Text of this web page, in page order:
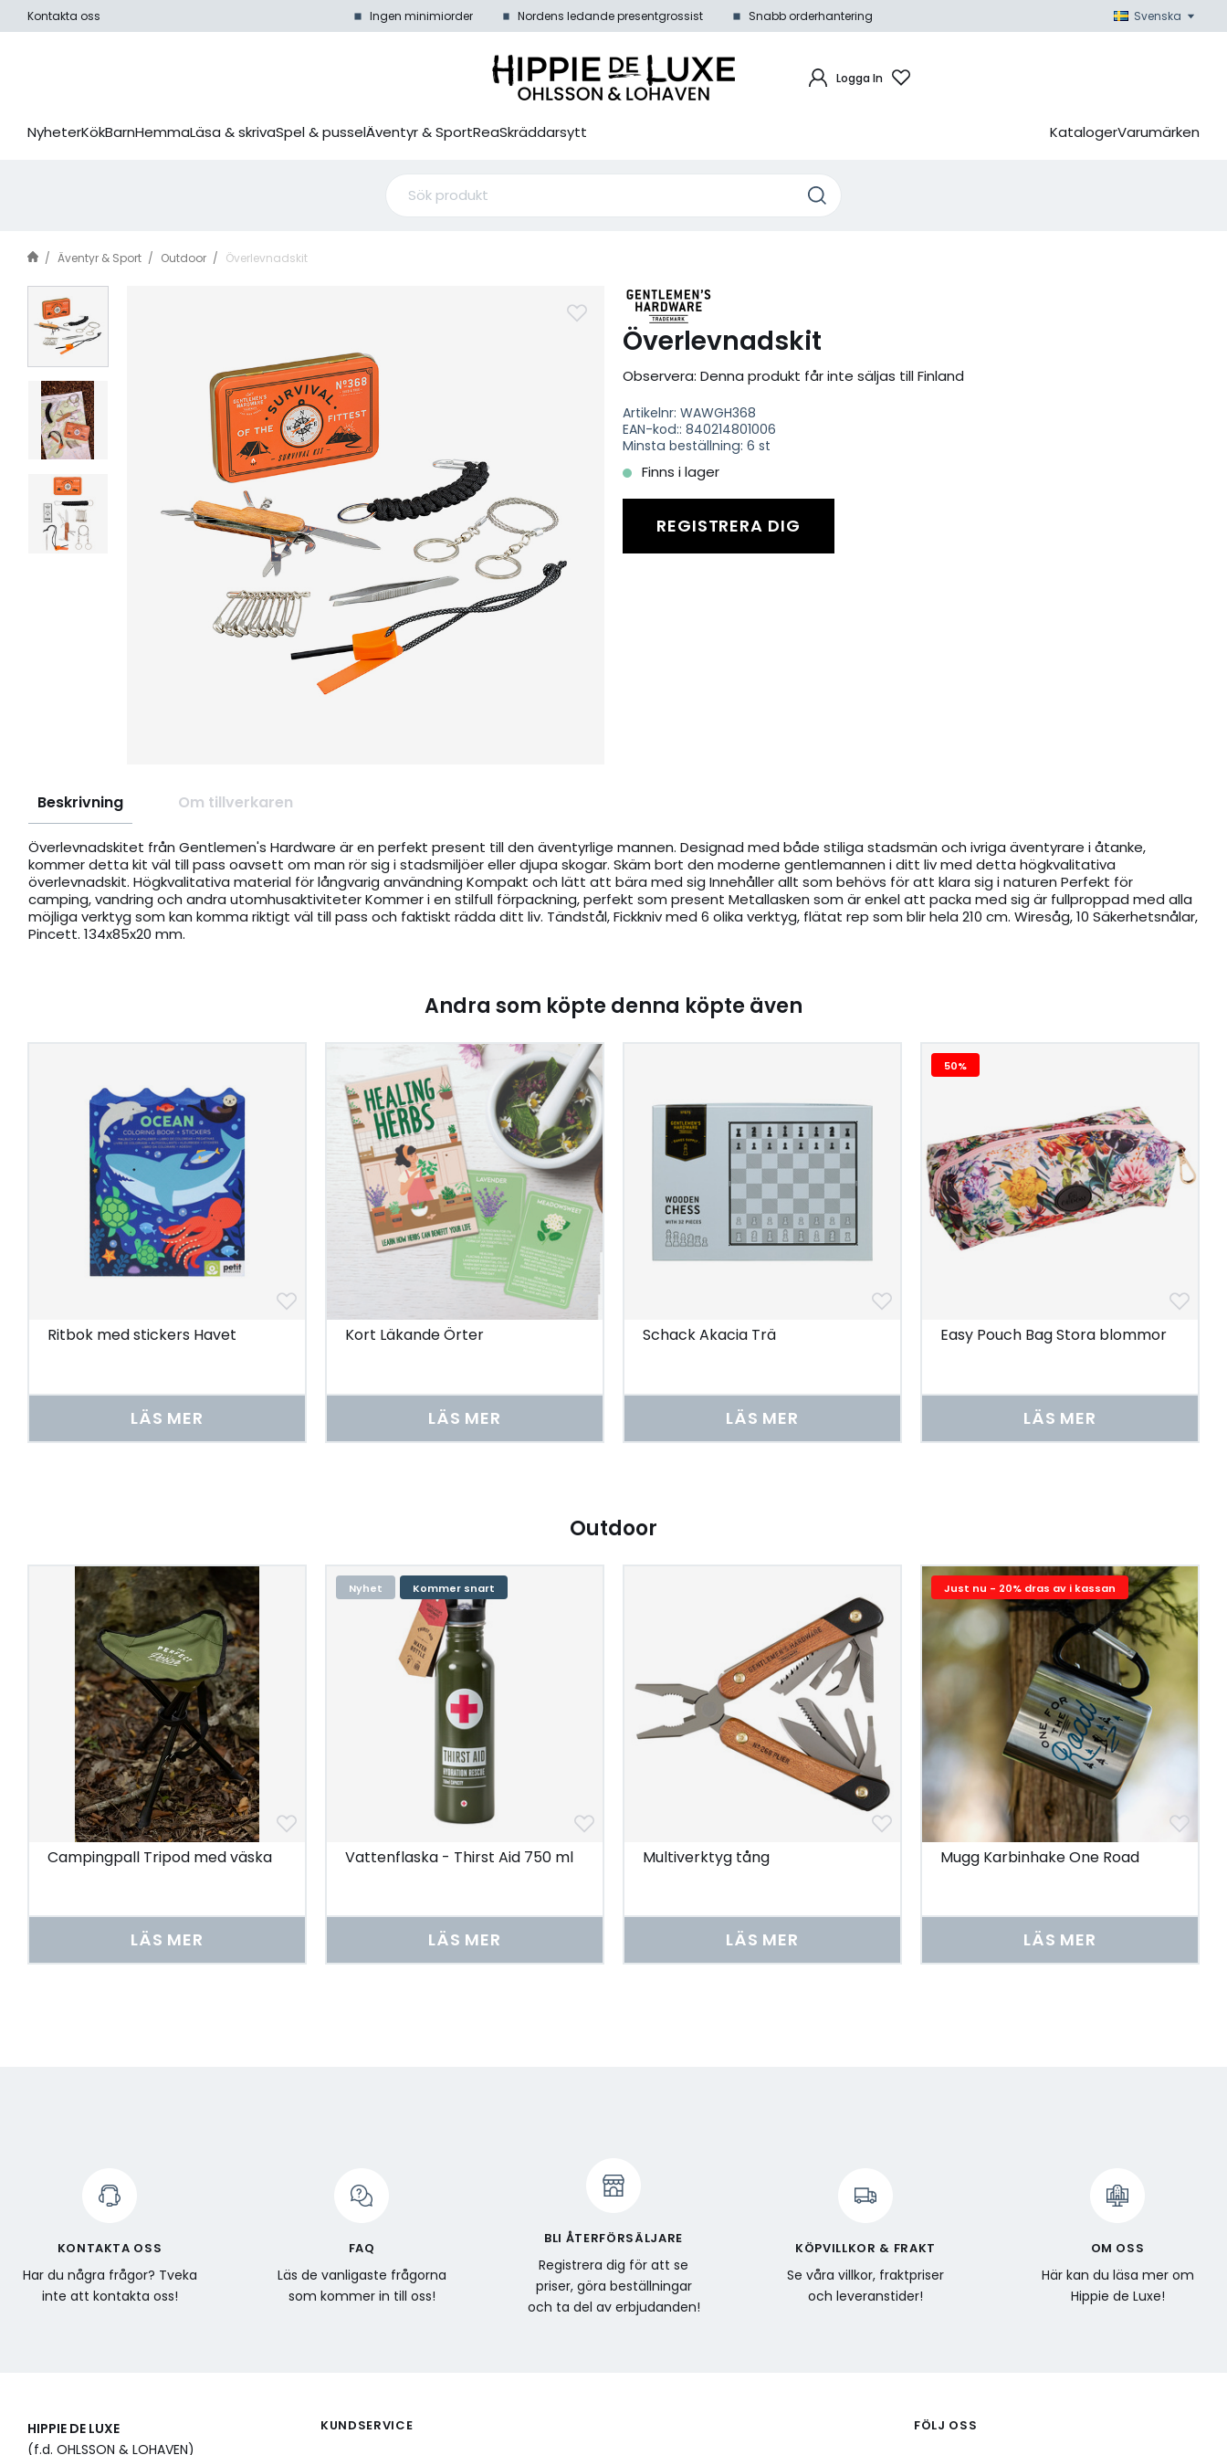
Kontakta oss Ingen minimiorder Nordens ledande presentgrossist Snabb orderhantering Svenska
Logga In
NyheterKökBarnHemmaLäsa & skrivaSpel & pusselÄventyr & SportReaSkräddarsytt KatalogerVarumärken
Äventyr & Sport Outdoor Överlevnadskit
Överlevnadskit
Observera: Denna produkt får inte säljas till Finland
Artikelnr: WAWGH368
EAN-kod:: 840214801006
Minsta beställning: 6 st
Finns i lager
REGISTRERA DIG
Beskrivning Om tillverkaren
Överlevnadskitet från Gentlemen's Hardware är en perfekt present till den äventyrlige mannen. Designad med både stiliga stadsmän och ivriga äventyrare i åtanke,
kommer detta kit väl till pass oavsett om man rör sig i stadsmiljöer eller djupa skogar. Skäm bort den moderne gentlemannen i ditt liv med detta högkvalitativa
överlevnadskit. Högkvalitativa material för långvarig användning Kompakt och lätt att bära med sig Innehåller allt som behövs för att klara sig i naturen Perfekt för
camping, vandring och andra utomhusaktiviteter Kommer i en stilfull förpackning, perfekt som present Metallasken som är enkel att packa med sig är fullproppad med alla
möjliga verktyg som kan komma riktigt väl till pass och faktiskt rädda ditt liv. Tändstål, Fickkniv med 6 olika verktyg, flätat rep som blir hela 210 cm. Wiresåg, 10 Säkerhetsnålar,
Pincett. 134x85x20 mm.
Andra som köpte denna köpte även
Ritbok med stickers Havet
LÄS MER
Kort Läkande Örter
LÄS MER
Schack Akacia Trä
LÄS MER
50%
Easy Pouch Bag Stora blommor
LÄS MER
Outdoor
Campingpall Tripod med väska
LÄS MER
Nyhet Kommer snart
Vattenflaska - Thirst Aid 750 ml
LÄS MER
Multiverktyg tång
LÄS MER
Just nu - 20% dras av i kassan
Mugg Karbinhake One Road
LÄS MER
KONTAKTA OSS
Har du några frågor? Tveka
inte att kontakta oss!
FAQ
Läs de vanligaste frågorna
som kommer in till oss!
BLI ÅTERFÖRSÄLJARE
Registrera dig för att se
priser, göra beställningar
och ta del av erbjudanden!
KÖPVILLKOR & FRAKT
Se våra villkor, fraktpriser
och leveranstider!
OM OSS
Här kan du läsa mer om
Hippie de Luxe!
HIPPIE DE LUXE
(f.d. OHLSSON & LOHAVEN)
KUNDSERVICE FÖLJ OSS